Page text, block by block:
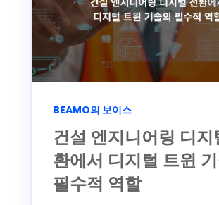
BEAMO의 보이스
건설 엔지니어링 디지
환에서 디지털 트윈
필수적 역할